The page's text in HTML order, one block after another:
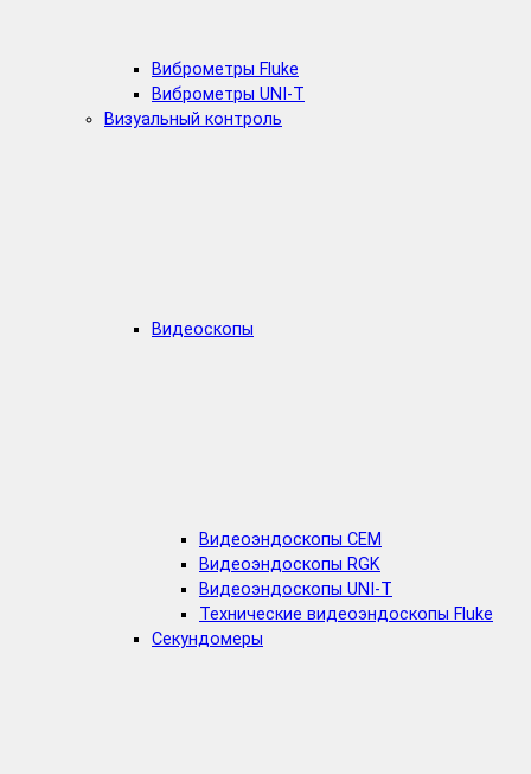
Виброметры Fluke
Виброметры UNI-T
Визуальный контроль
Видеоскопы
Видеоэндоскопы CEM
Видеоэндоскопы RGK
Видеоэндоскопы UNI-T
Технические видеоэндоскопы Fluke
Секундомеры